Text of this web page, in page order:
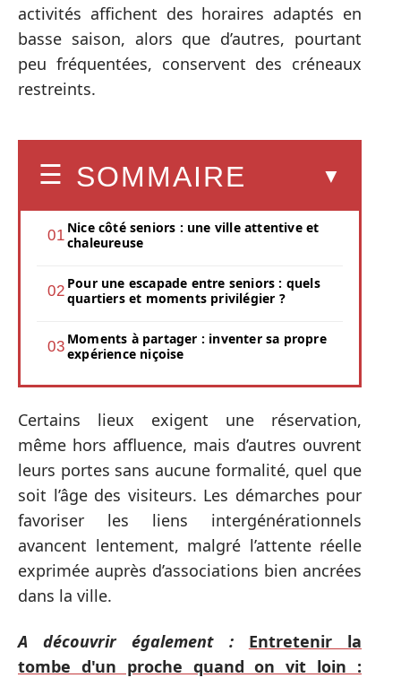
activités affichent des horaires adaptés en
basse saison, alors que d’autres, pourtant
peu fréquentées, conservent des créneaux
restreints.
SOMMAIRE
Nice côté seniors : une ville attentive et
chaleureuse
Pour une escapade entre seniors : quels
quartiers et moments privilégier ?
Moments à partager : inventer sa propre
expérience niçoise
Certains lieux exigent une réservation,
même hors affluence, mais d’autres ouvrent
leurs portes sans aucune formalité, quel que
soit l’âge des visiteurs. Les démarches pour
favoriser les liens intergénérationnels
avancent lentement, malgré l’attente réelle
exprimée auprès d’associations bien ancrées
dans la ville.
A découvrir également :
Entretenir la
tombe d'un proche quand on vit loin :